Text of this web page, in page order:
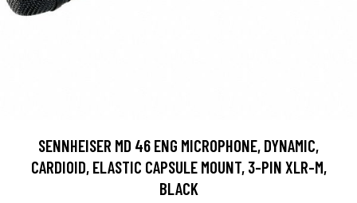
SENNHEISER MD 46 ENG MICROPHONE, DYNAMIC,
CARDIOID, ELASTIC CAPSULE MOUNT, 3-PIN XLR-M,
BLACK